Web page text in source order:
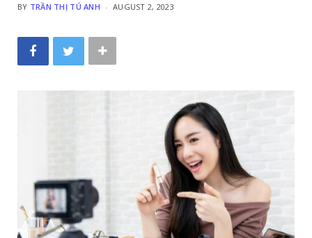
BY TRẦN THỊ TÚ ANH AUGUST 2, 2023